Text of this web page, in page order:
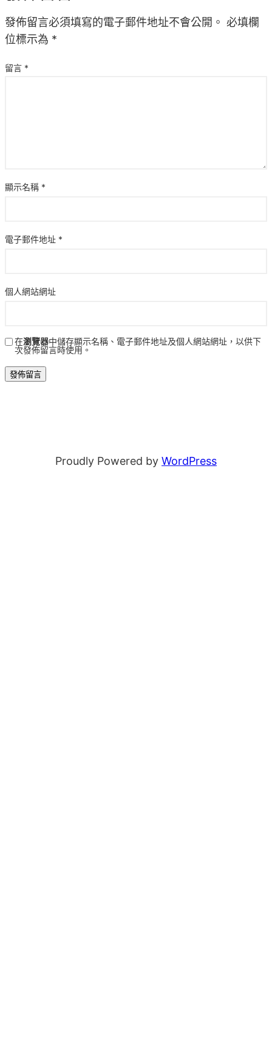
發佈留言必須填寫的電子郵件地址不會公開。 必填欄
位標示為 *
留言 *
顯示名稱 *
電子郵件地址 *
個人網站網址
在瀏覽器中儲存顯示名稱、電子郵件地址及個人網站網址，以供下
次發佈留言時使用。
Proudly Powered by WordPress